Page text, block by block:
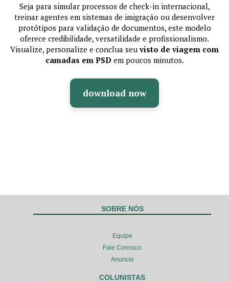
Seja para simular processos de check-in internacional,
treinar agentes em sistemas de imigração ou desenvolver
protótipos para validação de documentos, este modelo
oferece credibilidade, versatilidade e profissionalismo.
Visualize, personalize e conclua seuvisto de viagem com
camadas em PSD em poucos minutos.
download now
SOBRE NÓS
Equipe
Fale Conosco
Anuncie
COLUNISTAS